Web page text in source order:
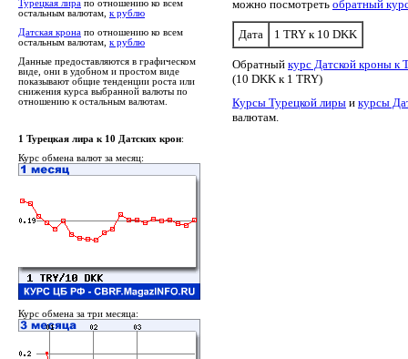
Турецкая лира по отношению ко всем
остальным валютам, к рублю
Датская крона по отношению ко всем
остальным валютам, к рублю
Данные предоставляются в графическом
виде, они в удобном и простом виде
показывают общие тенденции роста или
снижения курса выбранной валюты по
отношению к остальным валютам.
можно посмотреть обратный
Дата 1 TRY к 10 DKK
Обратный курс Датской кроны к
(10 DKK к 1 TRY)
Курсы Турецкой лиры и курсы
валютам.
1 Турецкая лира к 10 Датских крон:
Курс обмена валют за месяц:
Курс обмена за три месяца: